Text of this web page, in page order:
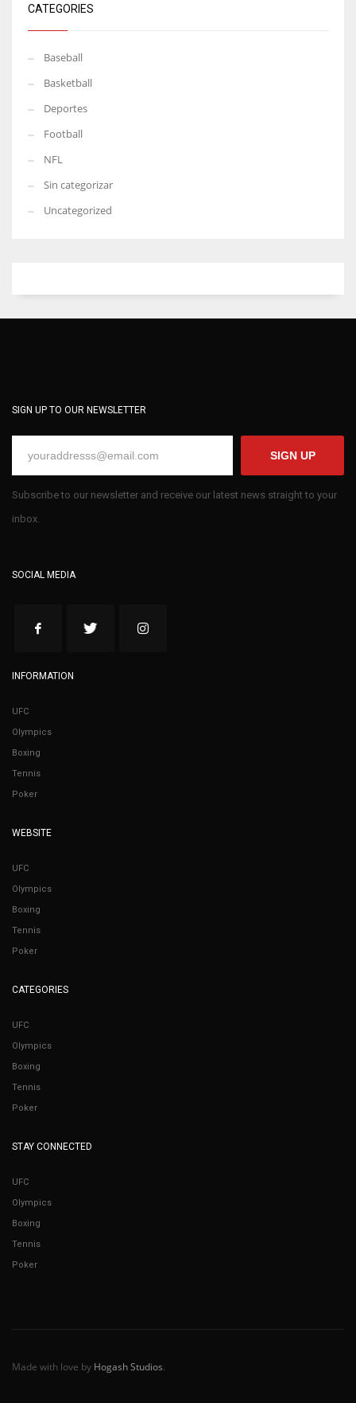
CATEGORIES
Baseball
Basketball
Deportes
Football
NFL
Sin categorizar
Uncategorized
SIGN UP TO OUR NEWSLETTER
SIGN UP
Subscribe to our newsletter and receive our latest news straight to your
inbox.
SOCIAL MEDIA
INFORMATION
UFC
Olympics
Boxing
Tennis
Poker
WEBSITE
UFC
Olympics
Boxing
Tennis
Poker
CATEGORIES
UFC
Olympics
Boxing
Tennis
Poker
STAY CONNECTED
UFC
Olympics
Boxing
Tennis
Poker
Made with love by Hogash Studios.